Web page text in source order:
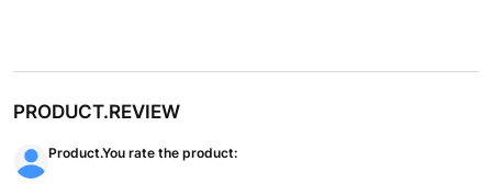
PRODUCT.REVIEW
Product.You rate the product: